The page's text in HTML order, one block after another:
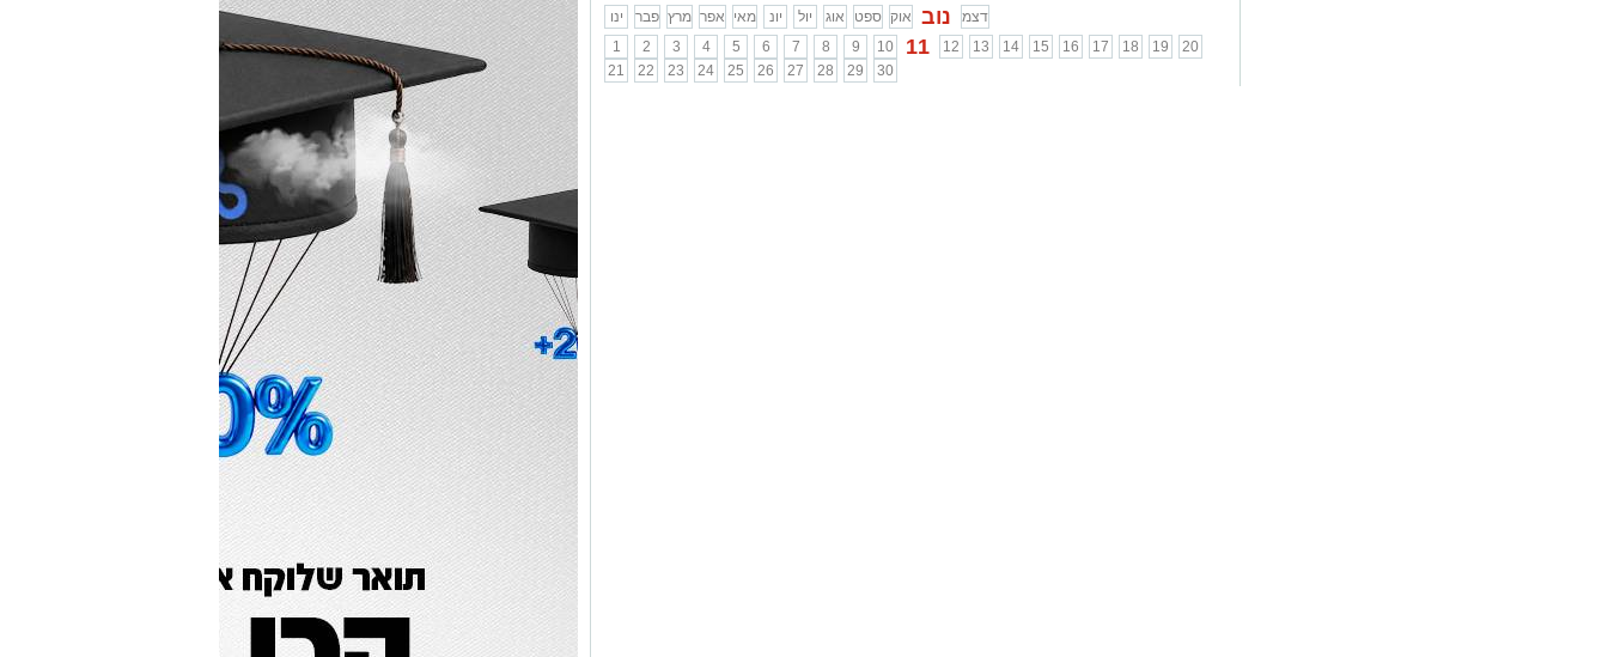
ינו
פבר מרץ אפר מאי יונ יול אוג ספט אוק נוב
דצמ
1
2 3 4 5 6 7 8 9 10 11 12 13 14 15 16 17 18 19
20
21
22 23 24 25 26 27 28 29 30